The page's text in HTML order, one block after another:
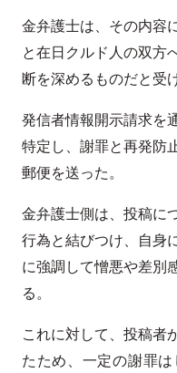
金弁護士は、その内容
と在日クルド人の双方
断を深めるものだと受
発信者情報開示請求を
特定し、謝罪と再発防
郵便を送った。
金弁護士側は、投稿に
行為と結びつけ、自身
に強調して憎悪や差別
る。
これに対して、投稿者
たため、一定の謝罪は